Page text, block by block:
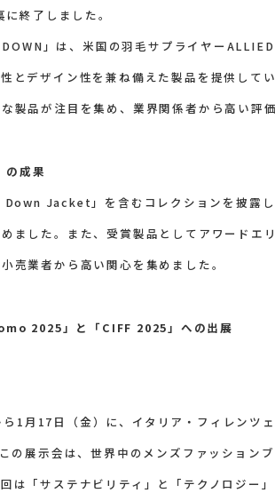
終了しました。
」は、米国の羽毛サプライヤー
とデザイン性を兼ね備えた製品を提供してい
製品が注目を集め、業界関係者から高い評
成果
Jacket」を含むコレクションを披露し
ました。また、受賞製品としてアワード
売業者から高い関心を集めました。
2025」と「CIFF 2025」への出展
1月17日（金）に、イタリア・フィレン
の展示会は、世界中のメンズファッション
は「サステナビリティ」と「テクノロジー